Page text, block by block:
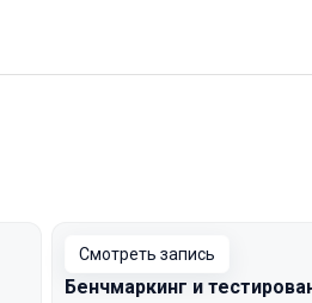
Смотреть запись
Бенчмаркинг и